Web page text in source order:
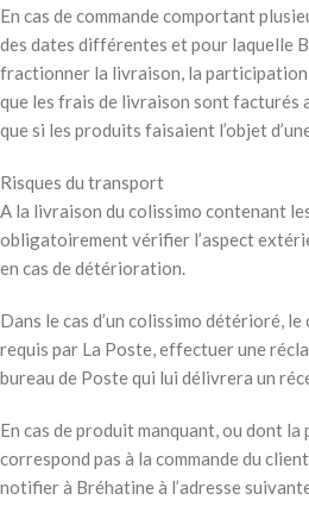
En cas de commande comportant
des dates différentes et pour laquelle
fractionner la livraison, la
que les frais de livraison sont facturés
que si les produits faisaient l’objet
Risques du transport
A la livraison du colissimo contenant
obligatoirement vérifier l’aspect
en cas de détérioration.
Dans le cas d’un colissimo détérioré,
requis par La Poste, effectuer une
bureau de Poste qui lui délivrera un
En cas de produit manquant, ou dont
correspond pas à la commande du
notifier à Bréhatine à l’adresse